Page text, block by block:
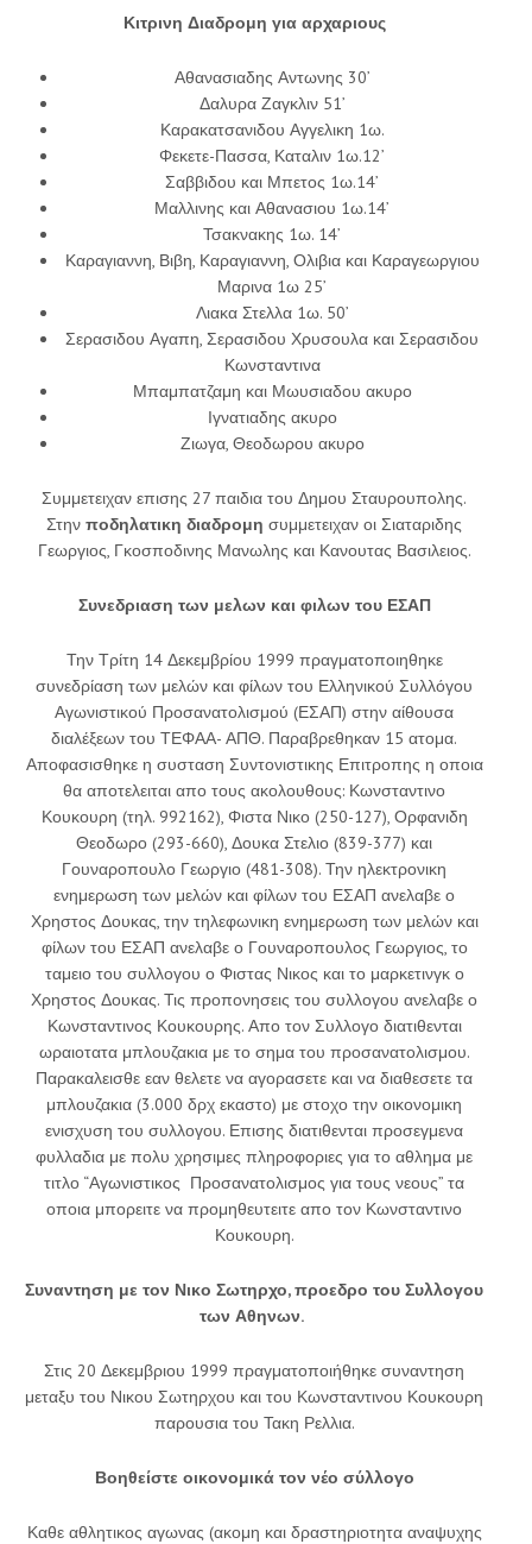
Κιτρινη Διαδρομη για αρχαριους
Αθανασιαδης Αντωνης 30’
Δαλυρα Ζαγκλιν 51’
Καρακατσανιδου Αγγελικη 1ω.
Φεκετε-Πασσα, Καταλιν 1ω.12’
Σαββιδου και Μπετος 1ω.14’
Μαλλινης και Αθανασιου 1ω.14’
Τσακνακης 1ω. 14’
Καραγιαννη, Βιβη, Καραγιαννη, Ολιβια και Καραγεωργιου
Μαρινα 1ω 25’
Λιακα Στελλα 1ω. 50’
Σερασιδου Αγαπη, Σερασιδου Χρυσουλα και Σερασιδου
Κωνσταντινα
Μπαμπατζαμη και Μωυσιαδου ακυρο
Ιγνατιαδης ακυρο
Ζιωγα, Θεοδωρου ακυρο
Συμμετειχαν επισης 27 παιδια του Δημου Σταυρουπολης.
Στην ποδηλατικη διαδρομη συμμετειχαν οι Σιαταριδης
Γεωργιος, Γκοσποδινης Μανωλης και Κανουτας Βασιλειος.
Συνεδριαση των μελων και φιλων του ΕΣΑΠ
Την Τρίτη 14 Δεκεμβρίου 1999 πραγματοποιηθηκε
συνεδρίαση των μελών και φίλων του Ελληνικού Συλλόγου
Αγωνιστικού Προσανατολισμού (ΕΣΑΠ) στην αίθουσα
διαλέξεων του ΤΕΦΑΑ- ΑΠΘ. Παραβρεθηκαν 15 ατομα.
Αποφασισθηκε η συσταση Συντονιστικης Επιτροπης η οποια
θα αποτελειται απο τους ακολουθους: Κωνσταντινο
Κουκουρη (τηλ. 992162), Φιστα Νικο (250-127), Ορφανιδη
Θεοδωρο (293-660), Δουκα Στελιο (839-377) και
Γουναροπουλο Γεωργιο (481-308). Την ηλεκτρονικη
ενημερωση των μελών και φίλων του ΕΣΑΠ ανελαβε ο
Χρηστος Δουκας, την τηλεφωνικη ενημερωση των μελών και
φίλων του ΕΣΑΠ ανελαβε ο Γουναροπουλος Γεωργιος, το
ταμειο του συλλογου ο Φιστας Νικος και το μαρκετινγκ ο
Χρηστος Δουκας. Τις προπονησεις του συλλογου ανελαβε ο
Κωνσταντινος Κουκουρης. Απο τον Συλλογο διατιθενται
ωραιοτατα μπλουζακια με το σημα του προσανατολισμου.
Παρακαλεισθε εαν θελετε να αγορασετε και να διαθεσετε τα
μπλουζακια (3.000 δρχ εκαστο) με στοχο την οικονομικη
ενισχυση του συλλογου. Επισης διατιθενται προσεγμενα
φυλλαδια με πολυ χρησιμες πληροφοριες για το αθλημα με
τιτλο “Αγωνιστικος Προσανατολισμος για τους νεους” τα
οποια μπορειτε να προμηθευτειτε απο τον Κωνσταντινο
Κουκουρη.
Συναντηση με τον Νικο Σωτηρχο, προεδρο του Συλλογου
των Αθηνων.
Στις 20 Δεκεμβριου 1999 πραγματοποιήθηκε συναντηση
μεταξυ του Νικου Σωτηρχου και του Κωνσταντινου Κουκουρη
παρουσια του Τακη Ρελλια.
Βοηθείστε οικονομικά τον νέο σύλλογο
Καθε αθλητικος αγωνας (ακομη και δραστηριοτητα αναψυχης